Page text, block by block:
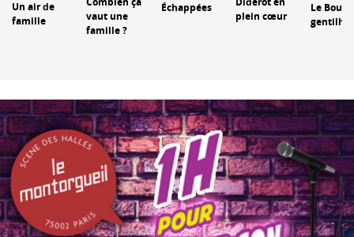
Un air de
famille
vaut une
famille ?
Échappées
plein cœur
Le